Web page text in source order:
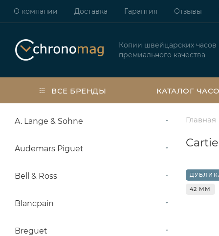
О компании Доставка Гарантия Отзывы
Копии швейцарских часов
премиального качества
ВСЕ БРЕНДЫ КАТАЛОГ
Главная
42 ММ
A. Lange & Sohne
Audemars Piguet
Bell & Ross
Blancpain
Breguet